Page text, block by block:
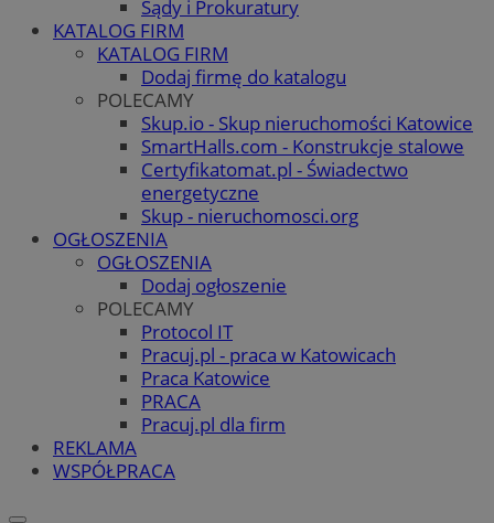
Sądy i Prokuratury
KATALOG FIRM
KATALOG FIRM
Dodaj firmę do katalogu
POLECAMY
Skup.io - Skup nieruchomości Katowice
SmartHalls.com - Konstrukcje stalowe
Certyfikatomat.pl - Świadectwo
energetyczne
Skup - nieruchomosci.org
OGŁOSZENIA
OGŁOSZENIA
Dodaj ogłoszenie
POLECAMY
Protocol IT
Pracuj.pl - praca w Katowicach
Praca Katowice
PRACA
Pracuj.pl dla firm
REKLAMA
WSPÓŁPRACA